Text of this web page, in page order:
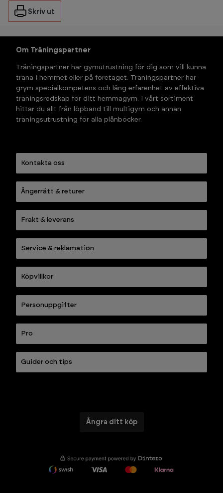
Skriv ut
Om Träningspartner
Träningspartner har gymutrustning för dig som vill kunna
träna i hemmet eller på företaget. Träningspartner har
grym specialkompetens och lång erfarenhet av effektiva
träningsredskap för ditt hemmagym. I vårt sortiment
hittar du allt från löpband till multigym och annan
träningsutrustning för alla plånböcker.
Kontakta oss
Ångerrätt & returer
Frakt & leverans
Service & reklamation
Köpvillkor
Personuppgifter
Pro
Guider och tips
Ångra ditt köp